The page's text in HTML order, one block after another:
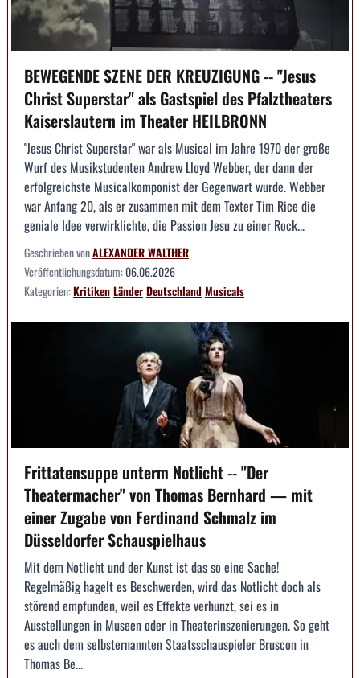
BEWEGENDE SZENE DER KREUZIGUNG -- "Jesus
Christ Superstar" als Gastspiel des Pfalztheaters
Kaiserslautern im Theater HEILBRONN
"Jesus Christ Superstar" war als Musical im Jahre 1970 der große
Wurf des Musikstudenten Andrew Lloyd Webber, der dann der
erfolgreichste Musicalkomponist der Gegenwart wurde. Webber
war Anfang 20, als er zusammen mit dem Texter Tim Rice die
geniale Idee verwirklichte, die Passion Jesu zu einer Rock...
Geschrieben vonALEXANDER WALTHER
Veröffentlichungsdatum:06.06.2026
Kategorien:KritikenLänderDeutschlandMusicals
Frittatensuppe unterm Notlicht -- "Der
Theatermacher" von Thomas Bernhard — mit
einer Zugabe von Ferdinand Schmalz im
Düsseldorfer Schauspielhaus
Mit dem Notlicht und der Kunst ist das so eine Sache!
Regelmäßig hagelt es Beschwerden, wird das Notlicht doch als
störend empfunden, weil es Effekte verhunzt, sei es in
Ausstellungen in Museen oder in Theaterinszenierungen. So geht
es auch dem selbsternannten Staatsschauspieler Bruscon in
Thomas Be...